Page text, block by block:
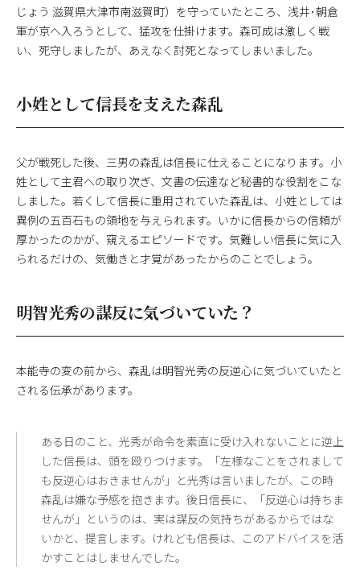
じょう 滋賀県大津市南滋賀町）を守っていたところ、浅井･朝倉
軍が京へ入ろうとして、猛攻を仕掛けます。森可成は激しく戦
い、死守しましたが、あえなく討死となってしまいました。
小姓として信長を支えた森乱
父が戦死した後、三男の森乱は信長に仕えることになります。小
姓として主君への取り次ぎ、文書の伝達など秘書的な役割をこな
しました。若くして信長に重用されていた森乱は、小姓としては
異例の五百石もの領地を与えられます。いかに信長からの信頼が
厚かったのかが、窺えるエピソードです。気難しい信長に気に入
られるだけの、気働きと才覚があったからのことでしょう。
明智光秀の謀反に気づいていた？
本能寺の変の前から、森乱は明智光秀の反逆心に気づいていたと
される伝承があります。
ある日のこと、光秀が命令を素直に受け入れないことに逆上
した信長は、頭を殴りつけます。「左様なことをされまして
も反逆心はおきませんが」と光秀は言いましたが、この時
森乱は嫌な予感を抱きます。後日信長に、「反逆心は持ちま
せんが」というのは、実は謀反の気持ちがあるからではな
いかと、提言します。けれども信長は、このアドバイスを活
かすことはしませんでした。